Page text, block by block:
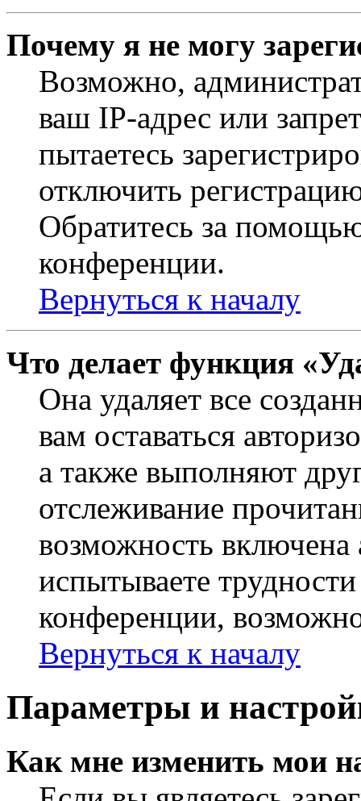
Почему я не могу
Возможно,
ваш IP-адрес или
пытаетесь
отключить
Обратитесь за
конференции.
Вернуться к началу
Что делает функция
Она удаляет все
вам оставаться
а также выполняют
отслеживание
возможность
испытываете
конференции,
Вернуться к началу
Параметры и
Как мне изменить мои